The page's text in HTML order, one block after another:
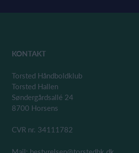
KONTAKT
Torsted Håndboldklub
Torsted Hallen
Søndergårdsallé 24
8700 Horsens
CVR nr. 34111782